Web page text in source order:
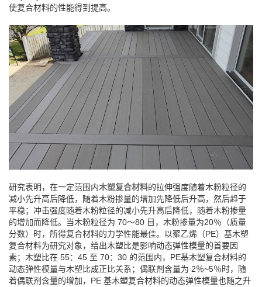
使复合材料的性能得到提高。
研究表明，在一定范围内木塑复合材料的拉伸强度随着木粉粒径的
减小先升高后降低，随着木粉掺量的增加先降低后升高，然后趋于
平稳；冲击强度随着木粉粒径的减小先升高后降低，随着木粉掺量
的增加而降低。当木粉粒径为 70～80 目，木粉掺量为20％（质量
分数）时，所得复合材料的力学性能最佳。以聚乙烯（PE）基木塑
复合材料为研究对象，给出木塑比是影响动态弹性模量的首要因
素；木塑比在 55：45 至 70：30 的范围内，PE基木塑复合材料的
动态弹性模量与木塑比成正比关系；偶联剂含量为 2％~5％时，随
着偶联剂含量的增加，PE 基木塑复合材料的动态弹性模量也随之升